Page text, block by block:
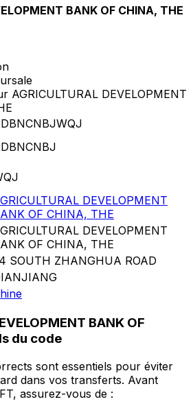
BANK OF CHINA, THE
AGRICULTURAL DEVELOPMENT
DEVELOPMENT
OF CHINA, THE
DEVELOPMENT
OF CHINA, THE
SOUTH ZHANGHUA ROAD
BANK OF
du code
sont essentiels pour éviter
dans vos transferts. Avant
assurez-vous de :